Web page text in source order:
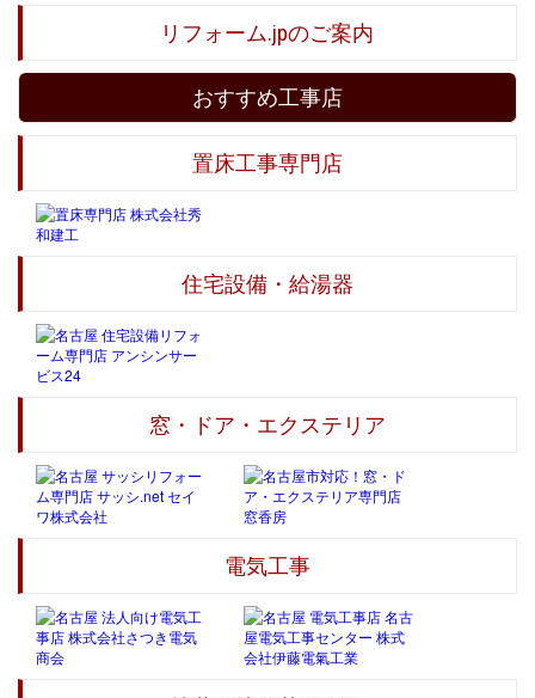
リフォーム.jpのご案内
おすすめ工事店
置床工事専門店
住宅設備・給湯器
窓・ドア・エクステリア
電気工事